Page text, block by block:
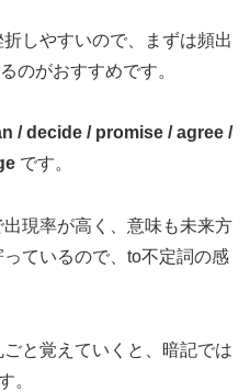
しやすいので、まずは頻出
のがおすすめです。
/ decide / promise / agree /
です。
現率が高く、意味も未来方
ているので、to不定詞の感
と覚えていくと、暗記では
。